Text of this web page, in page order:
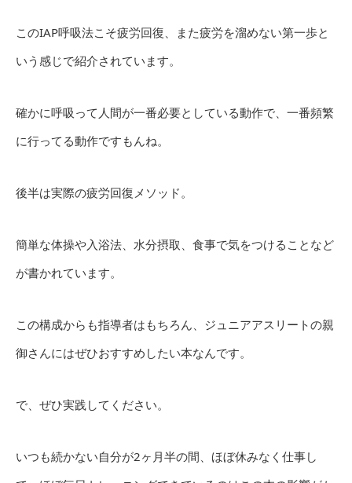
このIAP呼吸法こそ疲労回復、また疲労を溜めない第一歩と
いう感じで紹介されています。
確かに呼吸って人間が一番必要としている動作で、一番頻繁
に行ってる動作ですもんね。
後半は実際の疲労回復メソッド。
簡単な体操や入浴法、水分摂取、食事で気をつけることなど
が書かれています。
この構成からも指導者はもちろん、ジュニアアスリートの親
御さんにはぜひおすすめしたい本なんです。
で、ぜひ実践してください。
いつも続かない自分が2ヶ月半の間、ほぼ休みなく仕事し